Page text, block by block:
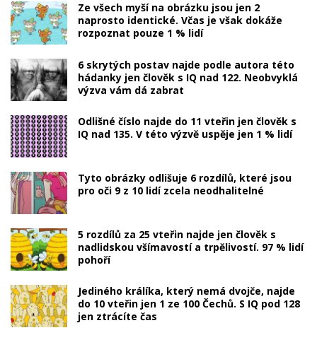
Ze všech myší na obrázku jsou jen 2
naprosto identické. Včas je však dokáže
rozpoznat pouze 1 % lidí
6 skrytých postav najde podle autora této
hádanky jen člověk s IQ nad 122. Neobvyklá
výzva vám dá zabrat
Odlišné číslo najde do 11 vteřin jen člověk s
IQ nad 135. V této výzvě uspěje jen 1 % lidí
Tyto obrázky odlišuje 6 rozdílů, které jsou
pro oči 9 z 10 lidí zcela neodhalitelné
5 rozdílů za 25 vteřin najde jen člověk s
nadlidskou všímavostí a trpělivostí. 97 % lidí
pohoří
Jediného králíka, který nemá dvojče, najde
do 10 vteřin jen 1 ze 100 Čechů. S IQ pod 128
jen ztrácíte čas